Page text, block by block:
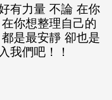
有力量 不論 在你
你想整理自己的
是最安靜 卻也是
們吧！！